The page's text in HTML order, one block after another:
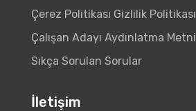
Çerez Politikası Gizlilik Politikası
Çalışan Adayı Aydınlatma Metni
Sıkça Sorulan Sorular
İletişim